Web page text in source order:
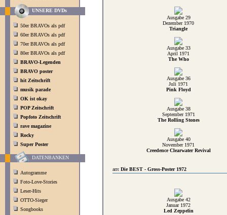
UNSERE DVDs
50er BRAVOs als pdf
60er BRAVOs als pdf
70er BRAVOs als pdf
80er BRAVOs als pdf
BRAVO-Legenden
BRAVO poster
hit Zeitschrift
musik parade
OK ist okay
POP Zeitschrift
Popfoto Zeitschrift
rave magazine
Rocky
Super Poster
DATENBANKEN
Autogramme
Foto-Love-Stories
Leser-Hits
OTTO-Sieger
Songbooks
Ausgabe 29
Dezember 1970
Triangle
Ausgabe 33
April 1971
The Who
Ausgabe 36
Juli 1971
Pink Floyd
Ausgabe 38
September 1971
The Rolling Stones
Ausgabe 40
November 1971
Creedence Clearwater Revival
Die BEST - Gross-Poster 1972
Ausgabe 42
Januar 1972
Led Zeppelin